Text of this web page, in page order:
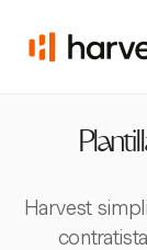
Harvest